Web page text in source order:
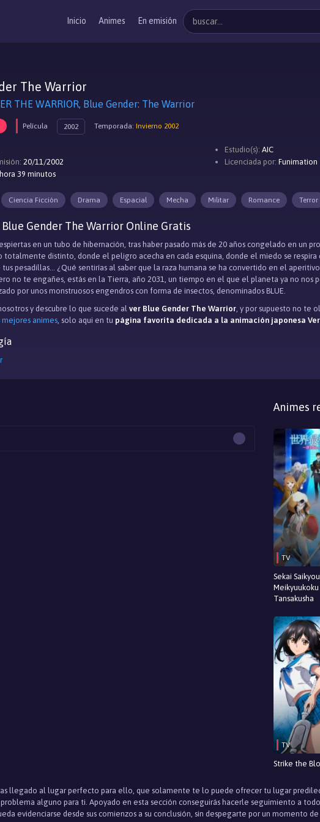
Inicio Animes En emisión
The Warrior
THE WARRIOR, Blue Gender: The Warrior
Película 2002 Temporada: Invierno 2002
20/11/2002
39 minutos
Estudio(s): AIC
Licenciada por: Funimation
Ciencia Ficción Drama Espacial Mecha Militar Romance Terror
Gender The Warrior Online Gratis
en un tubo de hibernación, tras haber pasado más de 20 años congelado en un
totalmente distinto, donde el peligro acecha en cada esquina, donde el miedo se
pesadillas... ¿Qué sentirías al saber que la raza humana se ha convertido en el
no te engañes, estás en la Tierra, año 2031, un tiempo en el que el planeta ya no
por unos monstruosos engendros con forma de insectos, denominados BLUE.
y descubre lo que sucede al ver Blue Gender The Warrior, y por supuesto no te
animes, solo aqui en tu página favorita dedicada a la animación japonesa
Animes
TV
Sekai
Meikyuukoku
Tansakusha
TV
Strike the
llegado al lugar perfecto para ello, que solamente te lo puede ofrecer tu lugar
alguno para ti. Apoyado en esta sección conseguirás hacerle seguimiento a
evidenciarse desde sus comienzos a su conclusión, sin despegarte por un momento